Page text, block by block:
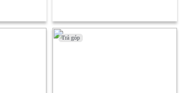
Trả góp
Trả góp